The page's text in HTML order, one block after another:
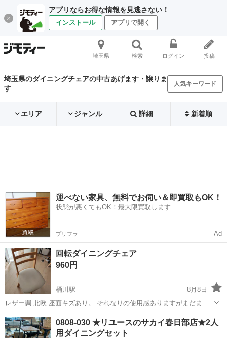
アプリならお得な情報を見逃さない！
インストール アプリで開く
埼玉県 検索 ログイン 投稿
埼玉県のダイニングチェアの中古あげます・譲りま
す
人気キーワード
エリア ジャンル 詳細 新着順
運べない家具、無料でお伺い＆即買取もOK！
状態が悪くてもOK！最大限買取します
プリフラ Ad
回転ダイニングチェア
960円
桶川駅
8月8日
レザー調 北欧 座面キズあり。 それなりの使用感ありますがまだまだ
使っていただけると思います。 他にも椅子出してます。 ご検討くださ
い。
埼玉 桶川市 椅子 ダイニング
0808-030 ★リユースのサカイ春日部店★2人
用ダイニングセット